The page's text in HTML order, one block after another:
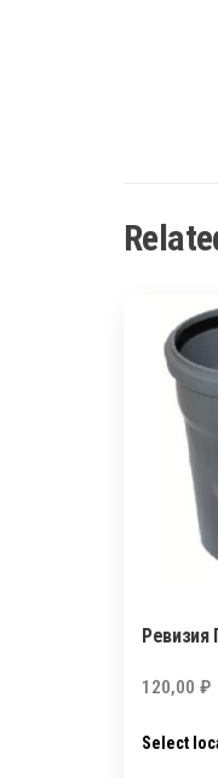
120,00 ₽
Select